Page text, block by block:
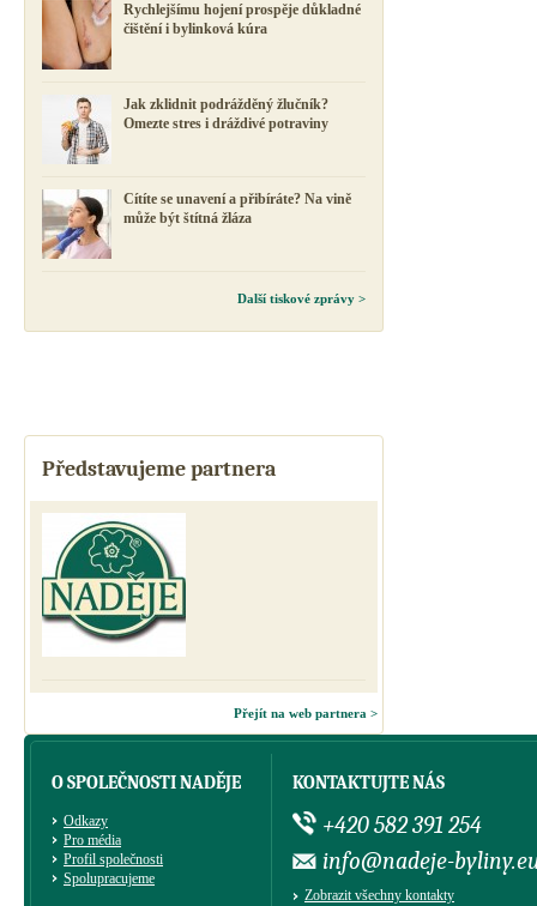
Rychlejšímu hojení prospěje důkladné
čištění i bylinková kúra
Jak zklidnit podrážděný žlučník?
Omezte stres i dráždivé potraviny
Cítíte se unavení a přibíráte? Na vině
může být štítná žláza
Další tiskové zprávy >
Představujeme partnera
Přejít na web partnera >
O SPOLEČNOSTI NADĚJE
Odkazy
Pro média
Profil společnosti
Spolupracujeme
KONTAKTUJTE NÁS
+420 582 391 254
info@nadeje-
Zobrazit všechny kontakty